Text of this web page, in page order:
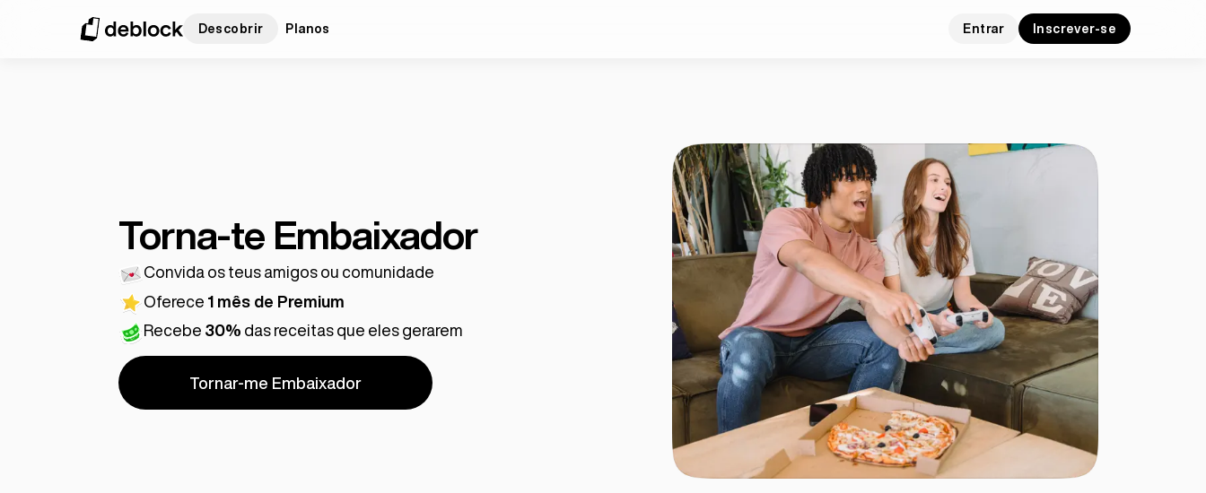
Descobrir Planos Entrar Inscrever-se
Torna-te Embaixador
Convida os teus amigos ou comunidade
Oferece 1 mês de Premium
Recebe 30% das receitas que eles gerarem
Tornar-me Embaixador